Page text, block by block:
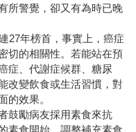
所警覺，卻又有為時已晚
年榜首，事實上，癌症
切的相關性。若能站在預
症、代謝症候群、糖尿
改變飲食或生活習慣，對
的效果。
勵病友採用素食來抗
素食開始，調整補充素食